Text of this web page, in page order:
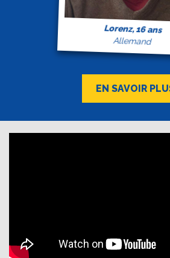
Lorenz, 16 ans
Allemand
EN SAVOIR